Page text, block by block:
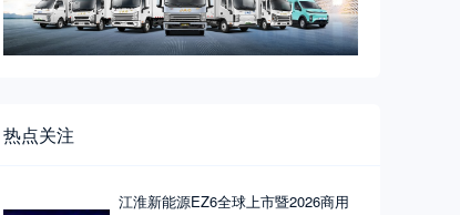
热点关注
江淮新能源EZ6全球上市暨2026商用